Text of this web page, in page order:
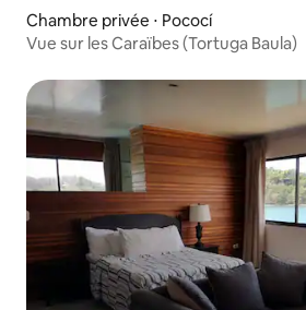
Chambre privée ⋅ Pococí
Vue sur les Caraïbes (Tortuga Baula)